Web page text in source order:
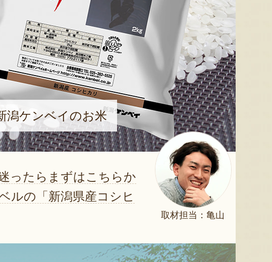
潟ケンベイのお米
取材担当：亀山
ったらまずはこちらか
ルの「新潟県産コシヒ